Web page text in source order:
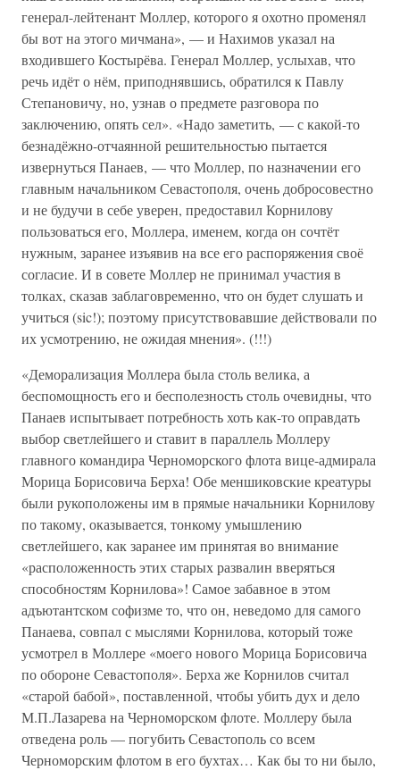
генерал-лейтенант Моллер, которого я охотно променял
бы вот на этого мичмана», — и Нахимов указал на
входившего Костырёва. Генерал Моллер, услыхав, что
речь идёт о нём, приподнявшись, обратился к Павлу
Степановичу, но, узнав о предмете разговора по
заключению, опять сел». «Надо заметить, — с какой-то
безнадёжно-отчаянной решительностью пытается
извернуться Панаев, — что Моллер, по назначении его
главным начальником Севастополя, очень добросовестно
и не будучи в себе уверен, предоставил Корнилову
пользоваться его, Моллера, именем, когда он сочтёт
нужным, заранее изъявив на все его распоряжения своё
согласие. И в совете Моллер не принимал участия в
толках, сказав заблаговременно, что он будет слушать и
учиться (sic!); поэтому присутствовавшие действовали по
их усмотрению, не ожидая мнения». (!!!)
«Деморализация Моллера была столь велика, а
беспомощность его и бесполезность столь очевидны, что
Панаев испытывает потребность хоть как-то оправдать
выбор светлейшего и ставит в параллель Моллеру
главного командира Черноморского флота вице-адмирала
Морица Борисовича Берха! Обе меншиковские креатуры
были рукоположены им в прямые начальники Корнилову
по такому, оказывается, тонкому умышлению
светлейшего, как заранее им принятая во внимание
«расположенность этих старых развалин вверяться
способностям Корнилова»! Самое забавное в этом
адъютантском софизме то, что он, неведомо для самого
Панаева, совпал с мыслями Корнилова, который тоже
усмотрел в Моллере «моего нового Морица Борисовича
по обороне Севастополя». Берха же Корнилов считал
«старой бабой», поставленной, чтобы убить дух и дело
М.П.Лазарева на Черноморском флоте. Моллеру была
отведена роль — погубить Севастополь со всем
Черноморским флотом в его бухтах… Как бы то ни было,